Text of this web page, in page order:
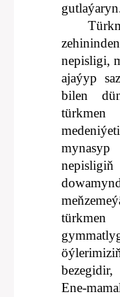
nepisligi,
ajaýyp
bilen
Ene-